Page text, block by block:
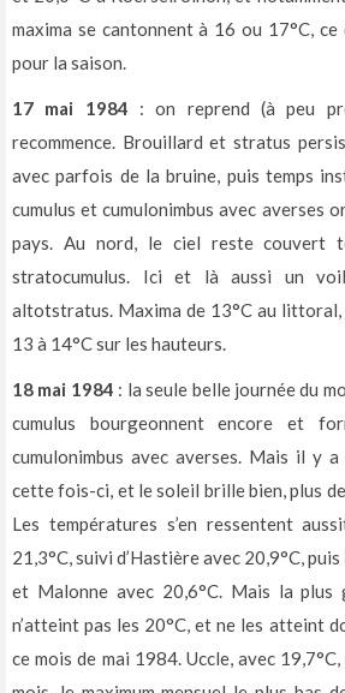
maxima se cantonnent à 16 ou 17°C,
pour la saison.
17 mai 1984 : on reprend (à peu
recommence. Brouillard et stratus
avec parfois de la bruine, puis temps
cumulus et cumulonimbus avec averses
pays. Au nord, le ciel reste couvert
stratocumulus. Ici et là aussi un
altotstratus. Maxima de 13°C au littoral,
13 à 14°C sur les hauteurs.
18 mai 1984 : la seule belle journée du
cumulus bourgeonnent encore et
cumulonimbus avec averses. Mais il y
cette fois-ci, et le soleil brille bien, plus
Les températures s’en ressentent
21,3°C, suivi d’Hastière avec 20,9°C,
et Malonne avec 20,6°C. Mais la plus
n’atteint pas les 20°C, et ne les atteint
ce mois de mai 1984. Uccle, avec